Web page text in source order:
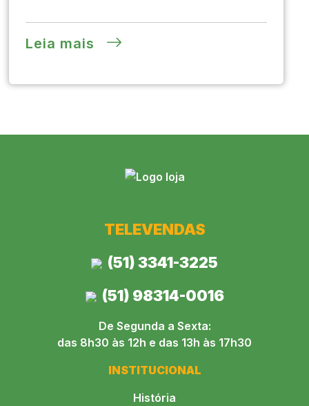
Leia mais
TELEVENDAS
(51) 3341-3225
(51) 98314-0016
De Segunda a Sexta:
das 8h30 às 12h e das 13h às 17h30
INSTITUCIONAL
História